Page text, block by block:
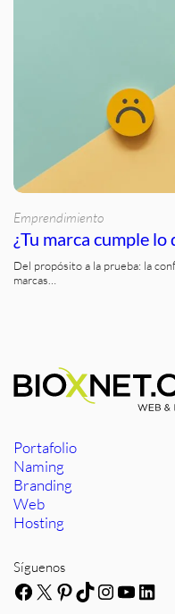
Emprendimiento
¿Tu marca cumple lo
Del propósito a la prueba: la
marcas…
Portafolio
Naming
Branding
Web
Hosting
Síguenos
Facebook
X Pinterest
TikTok
Instagram